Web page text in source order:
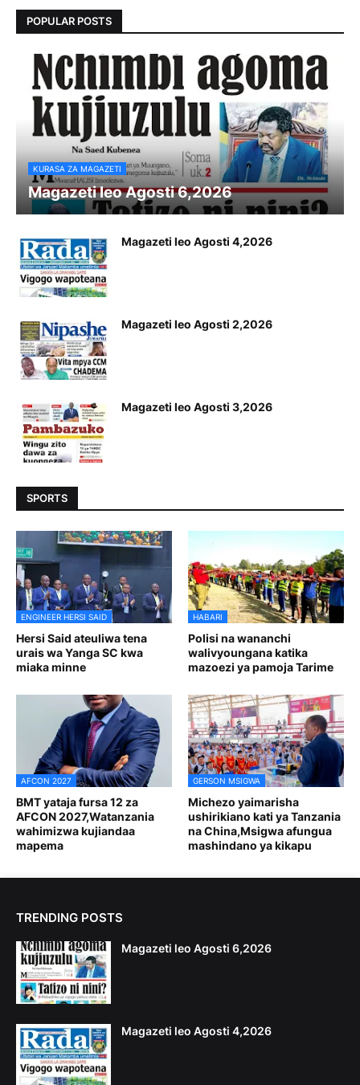
POPULAR POSTS
KURASA ZA MAGAZETI
Magazeti leo Agosti 6,2026
Magazeti leo Agosti 4,2026
Magazeti leo Agosti 2,2026
Magazeti leo Agosti 3,2026
SPORTS
ENGINEER HERSI SAID
Hersi Said ateuliwa tena
urais wa Yanga SC kwa
miaka minne
HABARI
Polisi na wananchi
walivyoungana katika
mazoezi ya pamoja Tarime
AFCON 2027
BMT yataja fursa 12 za
AFCON 2027,Watanzania
wahimizwa kujiandaa
mapema
GERSON MSIGWA
Michezo yaimarisha
ushirikiano kati ya Tanzania
na China,Msigwa afungua
mashindano ya kikapu
TRENDING POSTS
Magazeti leo Agosti 6,2026
Magazeti leo Agosti 4,2026